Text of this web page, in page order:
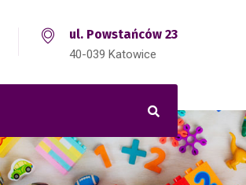
ul. Powstańców 23
40-039 Katowice